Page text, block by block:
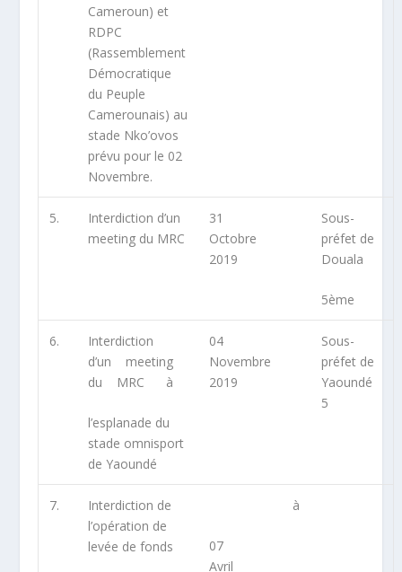
Cameroun) et
RDPC
(Rassemblement
Démocratique
du Peuple
Camerounais) au
stade Nko’ovos
prévu pour le 02
Novembre.
5.
Interdiction d’un
meeting du MRC
31
Octobre
2019
Sous-
préfet de
Douala
5ème
6.
Interdiction
d’un meeting
du MRC à
l’esplanade du
stade omnisport
de Yaoundé
04
Novembre
2019
Sous-
préfet de
Yaoundé
5
7.
Interdiction de
l’opération de
levée de fonds
07
Avril
à